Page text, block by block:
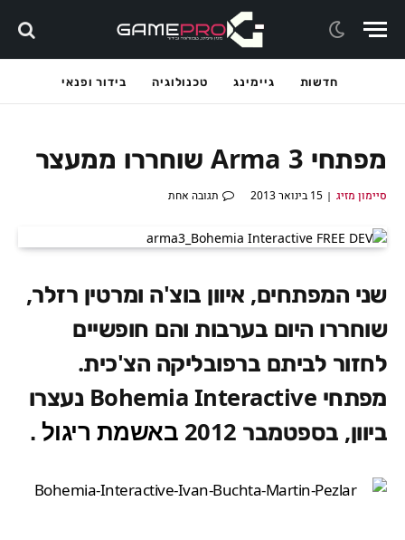
חדשות גיימינג טכנולוגיה בידור ופנאי
מפתחי Arma 3 שוחררו ממעצר
סיימון מזיג 15 בינואר 2013 תגובה אחת
שני המפתחים, איוון בוצ'ה ומרטין רזלר,
שוחררו היום בערבות והם חופשיים
לחזור לביתם ברפובליקה הצ'כית.
מפתחי Bohemia Interactive נעצרו
ביוון, בספטמבר 2012
באשמת ריגול .